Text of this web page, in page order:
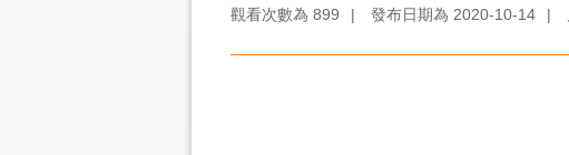
觀看次數為 899 | 發布日期為 2020-10-14 |